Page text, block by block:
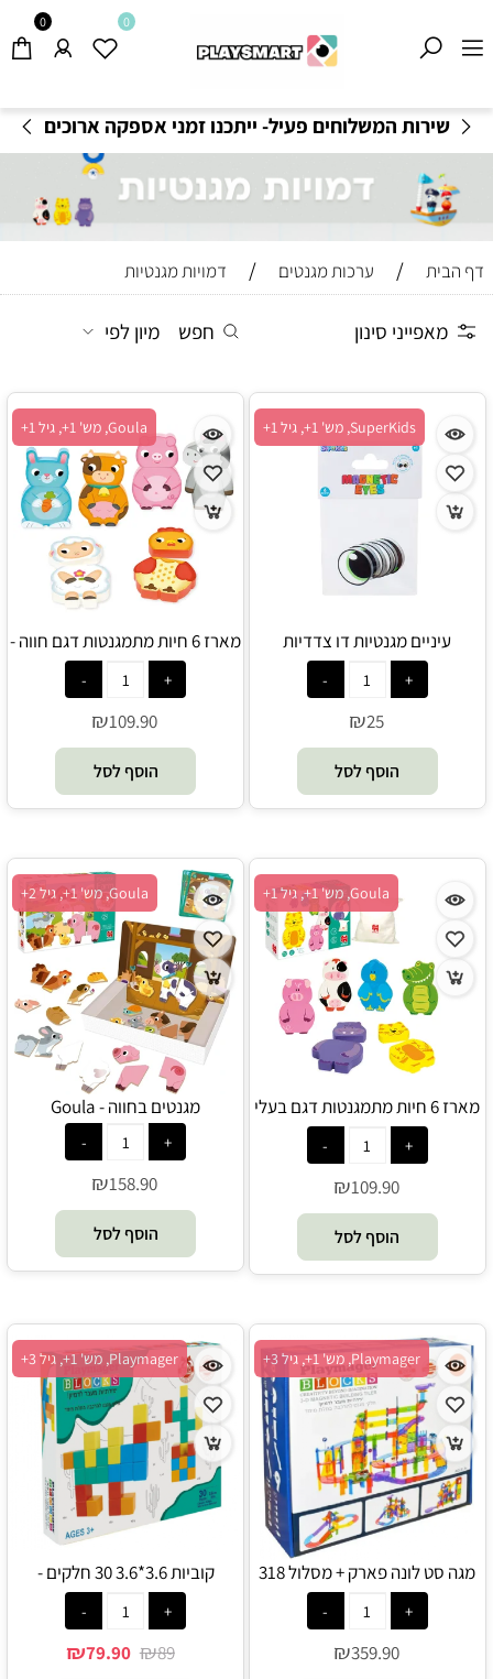
משלוחים חינם בקנייה מעל 199₪
- תקנון משלוחים
0 0
דף הבית / ערכות מגנטים / דמויות מגנטיות
מאפייני סינון חפש מיון לפי
SuperKids, מש' 1+, גיל 1+
עיניים מגנטיות דו צדדיות
Magnetic eyes - SuperKids
₪25
הוסף לסל
Goula, מש' 1+, גיל 1+
מארז 6 חיות מתמגנטות דגם חווה -
₪109.90
הוסף לסל
Goula, מש' 1+, גיל 1+
מארז 6 חיות מתמגנטות דגם בעלי
חיים - Goula
₪109.90
הוסף לסל
Goula, מש' 1+, גיל 2+
מגנטים בחווה - Goula
₪158.90
הוסף לסל
Playmager, מש' 1+, גיל 3+
מגה סט לונה פארק + מסלול 318
חלקים - Playmager
₪359.90
Playmager, מש' 1+, גיל 3+
קוביות 3.6*3.6 30 חלקים -
Playmager
₪89
₪79.90